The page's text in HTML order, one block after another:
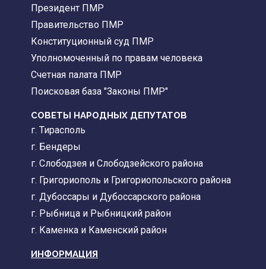
Президент ПМР
Правительство ПМР
Конституционный суд ПМР
Уполномоченный по правам человека
Счетная палата ПМР
Поисковая база "Законы ПМР"
СОВЕТЫ НАРОДНЫХ ДЕПУТАТОВ
г. Тирасполь
г. Бендеры
г. Слободзея и Слободзейского района
г. Григориополь и Григориопольского района
г. Дубоссары и Дубоссарского района
г. Рыбница и Рыбницкий район
г. Каменка и Каменский район
ИНФОРМАЦИЯ